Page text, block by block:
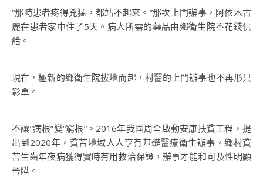
“那時患者疼得兇猛，都站不起來。”那次上門辦事，阿依木古
麗在患者家中住了5天。病人所需的藥品由鄉衛生院不花錢供
給。
現在，極新的鄉衛生院拔地而起，村醫的上門辦事也不再形只
影單。
不讓“病根”變“窮根”。2016年我國周全啟動安康扶貧工程，提
出到2020年，貧苦地域人人享有基礎醫療衛生辦事，鄉村貧
苦生齒年夜病獲得實時有用救治保證，辦事才能和可及性明顯
晉陞。